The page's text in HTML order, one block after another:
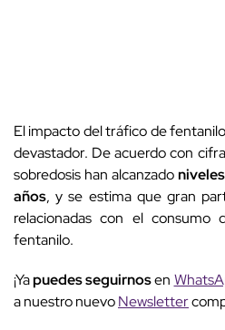
El impacto del tráfico de
devastador. De acuerdo con
sobredosis han alcanzado
años, y se estima que gran
relacionadas con el consumo
fentanilo.
¡Yapuedes seguirnosen
a nuestro nuevoNewsletter